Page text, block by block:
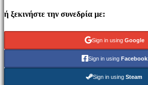
Εκδηλώσεις
εντός
Μέσα
ή ξεκινήστε την συνεδρία με:
Sign in using Google
Sign in using Facebook
Sign in using Steam